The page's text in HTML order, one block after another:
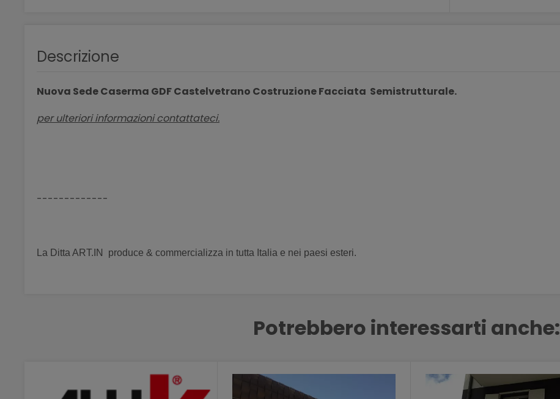
Descrizione
Nuova Sede Caserma GDF Castelvetrano Costruzione Facciata Semistrutturale.
per ulteriori informazioni contattateci.
-------------
La Ditta ART.IN produce & commercializza in tutta Italia e nei paesi esteri.
Potrebbero interessarti anche: